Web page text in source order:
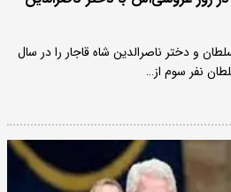
و دختر ناصرالدین شاه قاجار را در سال